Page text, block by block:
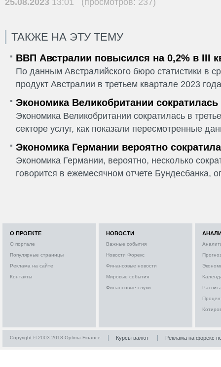
ТАКЖЕ НА ЭТУ ТЕМУ
ВВП Австралии повысился на 0,2% в III
По данным Австралийского бюро статистики в
продукт Австралии в третьем квартале 2023
Экономика Великобритании сократилась
Экономика Великобритании сократилась в
секторе услуг, как показали пересмотренные
Экономика Германии вероятно
Экономика Германии, вероятно, несколько
говорится в ежемесячном отчете Бундесбанка,
О ПРОЕКТЕ
О портале
Популярные страницы
Реклама на сайте
Контакты
НОВОСТИ
Важные события
Новости Форекс
Финансовые новости
Мировые события
Финансовые слухи
Copyright © 2003-2018 Optima-Finance Курсы валют Реклама на форекс